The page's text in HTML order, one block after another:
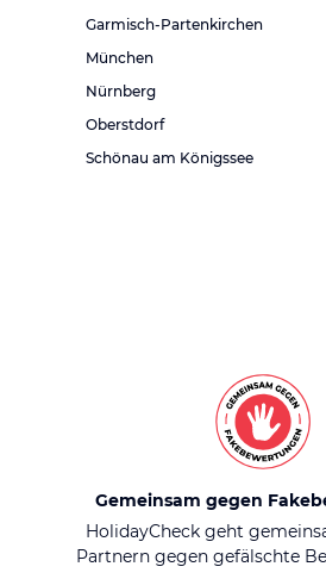
Garmisch-Partenkirchen
München
Nürnberg
Oberstdorf
Schönau am Königssee
Gemeinsam gegen
HolidayCheck geht
Partnern gegen gefälschte